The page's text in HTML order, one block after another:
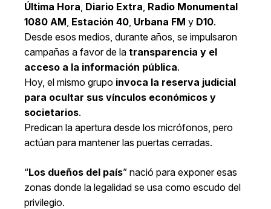
Última Hora, Diario Extra, Radio Monumental
1080 AM, Estación 40, Urbana FM y D10.
Desde esos medios, durante años, se impulsaron
campañas a favor de la transparencia y el
acceso a la información pública.
Hoy, el mismo grupo invoca la reserva judicial
para ocultar sus vínculos económicos y
societarios.
Predican la apertura desde los micrófonos, pero
actúan para mantener las puertas cerradas.
“Los dueños del país” nació para exponer esas
zonas donde la legalidad se usa como escudo del
privilegio.